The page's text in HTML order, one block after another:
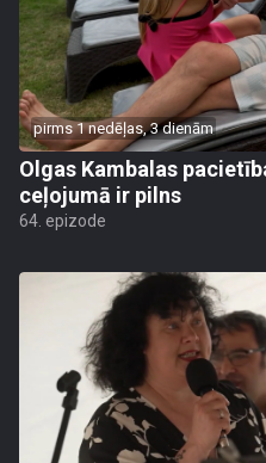
pirms 1 nedēļas, 3 dienām
Olgas Kambalas
ceļojumā ir pilns
64. epizode